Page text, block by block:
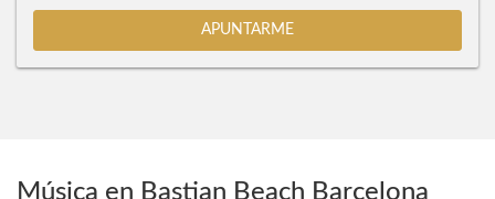
APUNTARME
Música en Bastian Beach Barcelona